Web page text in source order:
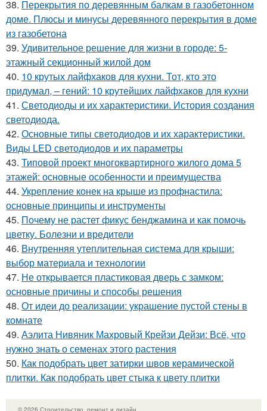
38. Перекрытия по деревянным балкам в газобетонном
доме. Плюсы и минусы деревянного перекрытия в доме
из газобетона
39. Удивительное решение для жизни в городе: 5-
этажный секционный жилой дом
40. 10 крутых лайфхаков для кухни. Тот, кто это
придумал, – гений: 10 крутейших лайфхаков для кухни
41. Светодиоды и их характеристики. История создания
светодиода.
42. Основные типы светодиодов и их характеристики.
Виды LED светодиодов и их параметры
43. Типовой проект многоквартирного жилого дома 5
этажей: основные особенности и преимущества
44. Укрепление конек на крыше из профнастила:
основные принципы и инструменты
45. Почему не растет фикус бенджамина и как помочь
цветку. Болезни и вредители
46. Внутренняя утеплительная система для крыши:
выбор материала и технологии
47. Не открывается пластиковая дверь с замком:
основные причины и способы решения
48. От идеи до реализации: украшение пустой стены в
комнате
49. Аэлита Нивяник Махровый Крейзи Дейзи: Всё, что
нужно знать о семенах этого растения
50. Как подобрать цвет затирки швов керамической
плитки. Как подобрать цвет стыка к цвету плитки
© 2026 Строительство, ремонт и дизайн